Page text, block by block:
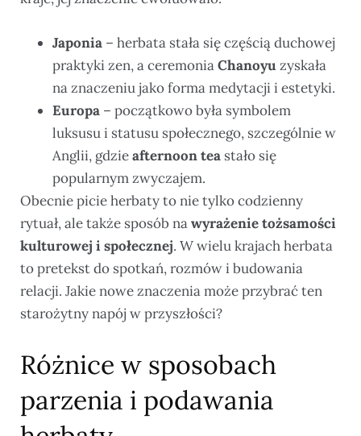
Japonia – herbata stała się częścią duchowej
praktyki zen, a ceremoniaChanoyu zyskała
na znaczeniu jako forma medytacji i estetyki.
Europa – początkowo była symbolem
luksusu i statusu społecznego, szczególnie w
Anglii, gdzieafternoon tea stało się
popularnym zwyczajem.
Obecnie picie herbaty to nie tylko codzienny
rytuał, ale także sposób nawyrażenie tożsamości
kulturowej i społecznej. W wielu krajach herbata
to pretekst do spotkań, rozmów i budowania
relacji. Jakie nowe znaczenia może przybrać ten
starożytny napój w przyszłości?
Różnice w sposobach
parzenia i podawania